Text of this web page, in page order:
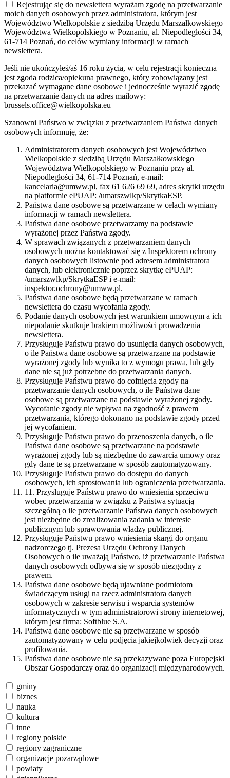
Rejestrując się do newslettera wyrażam zgodę na przetwarzanie
moich danych osobowych przez administratora, którym jest
Województwo Wielkopolskie z siedzibą Urzędu Marszałkowskiego
Województwa Wielkopolskiego w Poznaniu, al. Niepodległości 34,
61-714 Poznań, do celów wymiany informacji w ramach
newslettera.
Jeśli nie ukończyłeś/aś 16 roku życia, w celu rejestracji konieczna
jest zgoda rodzica/opiekuna prawnego, który zobowiązany jest
przekazać wymagane dane osobowe i jednocześnie wyrazić zgodę
na przetwarzanie danych na adres mailowy:
brussels.office@wielkopolska.eu
Szanowni Państwo w związku z przetwarzaniem Państwa danych
osobowych informuję, że:
Administratorem danych osobowych jest Województwo
Wielkopolskie z siedzibą Urzędu Marszałkowskiego
Województwa Wielkopolskiego w Poznaniu przy al.
Niepodległości 34, 61-714 Poznań, e-mail:
kancelaria@umww.pl, fax 61 626 69 69, adres skrytki urzędu
na platformie ePUAP: /umarszwlkp/SkrytkaESP.
Państwa dane osobowe są przetwarzane w celach wymiany
informacji w ramach newslettera.
Państwa dane osobowe przetwarzamy na podstawie
wyrażonej przez Państwa zgody.
W sprawach związanych z przetwarzaniem danych
osobowych można kontaktować się z Inspektorem ochrony
danych osobowych listownie pod adresem administratora
danych, lub elektronicznie poprzez skrytkę ePUAP:
/umarszwlkp/SkrytkaESP i e-mail:
inspektor.ochrony@umww.pl.
Państwa dane osobowe będą przetwarzane w ramach
newslettera do czasu wycofania zgody.
Podanie danych osobowych jest warunkiem umownym a ich
niepodanie skutkuje brakiem możliwości prowadzenia
newslettera.
Przysługuje Państwu prawo do usunięcia danych osobowych,
o ile Państwa dane osobowe są przetwarzane na podstawie
wyrażonej zgody lub wynika to z wymogu prawa, lub gdy
dane nie są już potrzebne do przetwarzania danych.
Przysługuje Państwu prawo do cofnięcia zgody na
przetwarzanie danych osobowych, o ile Państwa dane
osobowe są przetwarzane na podstawie wyrażonej zgody.
Wycofanie zgody nie wpływa na zgodność z prawem
przetwarzania, którego dokonano na podstawie zgody przed
jej wycofaniem.
Przysługuje Państwu prawo do przenoszenia danych, o ile
Państwa dane osobowe są przetwarzane na podstawie
wyrażonej zgody lub są niezbędne do zawarcia umowy oraz
gdy dane te są przetwarzane w sposób zautomatyzowany.
Przysługuje Państwu prawo do dostępu do danych
osobowych, ich sprostowania lub ograniczenia przetwarzania.
11. Przysługuje Państwu prawo do wniesienia sprzeciwu
wobec przetwarzania w związku z Państwa sytuacją
szczególną o ile przetwarzanie Państwa danych osobowych
jest niezbędne do zrealizowania zadania w interesie
publicznym lub sprawowania władzy publicznej.
Przysługuje Państwu prawo wniesienia skargi do organu
nadzorczego tj. Prezesa Urzędu Ochrony Danych
Osobowych o ile uważają Państwo, iż przetwarzanie Państwa
danych osobowych odbywa się w sposób niezgodny z
prawem.
Państwa dane osobowe będą ujawniane podmiotom
świadczącym usługi na rzecz administratora danych
osobowych w zakresie serwisu i wsparcia systemów
informatycznych w tym administratorowi strony internetowej,
którym jest firma: Softblue S.A.
Państwa dane osobowe nie są przetwarzane w sposób
zautomatyzowany w celu podjęcia jakiejkolwiek decyzji oraz
profilowania.
Państwa dane osobowe nie są przekazywane poza Europejski
Obszar Gospodarczy oraz do organizacji międzynarodowych.
gminy
biznes
nauka
kultura
inne
regiony polskie
regiony zagraniczne
organizacje pozarządowe
powiaty